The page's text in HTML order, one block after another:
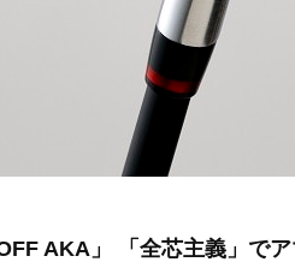
AKA」 「全芯主義」で